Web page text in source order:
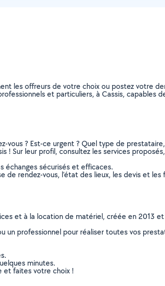
les offreurs de votre choix ou postez votre
et particuliers, à Cassis, capables
? Est-ce urgent ? Quel type de
! Sur leur profil, consultez les services
échanges sécurisés et efficaces.
rendez-vous, l’état des lieux, les devis et
et à la location de matériel, créée en 2013
professionnel pour réaliser toutes vos
minutes.
et faites votre choix !